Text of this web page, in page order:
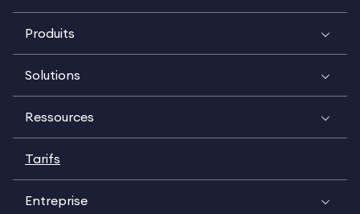
Produits
Solutions
Ressources
Tarifs
Entreprise